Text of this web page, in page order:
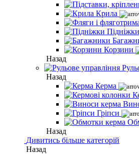
Крила
Підніжки
Корзини
Назад
Назад
Керма
Гріпси
Назад
Дивитись більше категорій
Назад